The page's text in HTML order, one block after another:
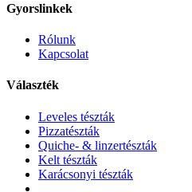
Gyorslinkek
Rólunk
Kapcsolat
Választék
Leveles tészták
Pizzatészták
Quiche- & linzertészták
Kelt tészták
Karácsonyi tészták